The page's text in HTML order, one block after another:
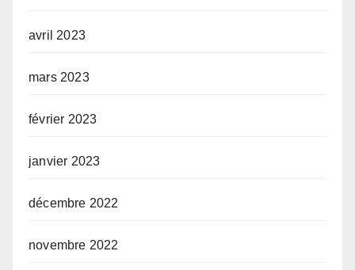
avril 2023
mars 2023
février 2023
janvier 2023
décembre 2022
novembre 2022